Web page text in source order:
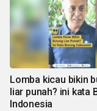
Lomba kicau bikin
liar punah? ini kata
Indonesia